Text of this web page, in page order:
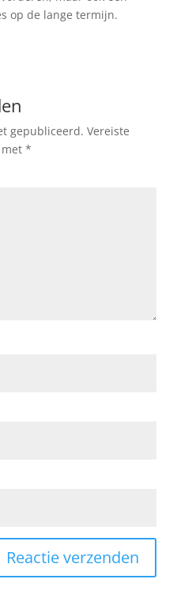
op de lange termijn.
gepubliceerd. Vereiste
*